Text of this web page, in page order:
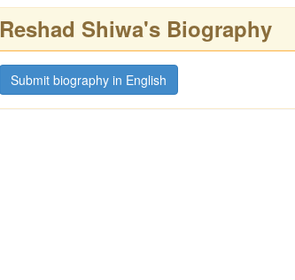
Reshad Shiwa's Biography
Submit biography in English